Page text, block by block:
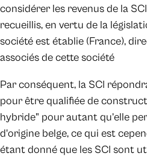
considérer les revenus de la
recueillis, en vertu de la
société est établie (France),
associés de cette société
Par conséquent, la SCI
pour être qualifiée de
hybride" pour autant qu’elle
d'origine belge, ce qui est
étant donné que les SCI sont